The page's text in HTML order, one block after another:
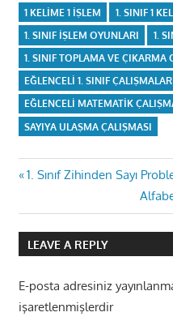
1 KELIME 1 IŞLEM
1. SINIF 1
1. SINIF IŞLEM OYUNLARI
1.
1. SINIF TOPLAMA VE ÇIKARMA
EĞLENCELI 1. SINIF
EĞLENCELI MATEMATIK
SAYIYA ULAŞMA ÇALIŞMASI
Yazı
gezinmesi
Previous
1. Sınıf Zihinden Sayı
Next
Post:
LEAVE A REPLY
E-posta adresiniz
işaretlenmişlerdir